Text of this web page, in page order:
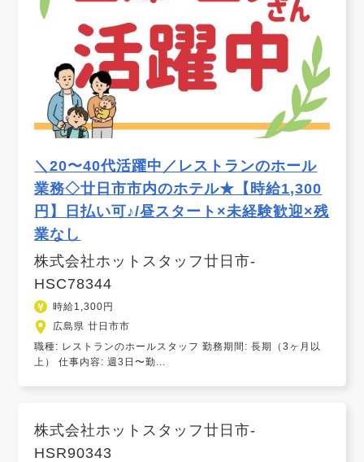
＼20〜40代活躍中／レストランのホール
業務◇廿日市市内のホテル★【時給1,300
円】日払い可♪/昼スタート×未経験歓迎×残
業なし
株式会社ホットスタッフ廿日市-
HSC78344
時給1,300円
広島県 廿日市市
職種: レストランのホールスタッフ 勤務期間: 長期（3ヶ月以
上） 仕事内容: 週3日〜勤...
株式会社ホットスタッフ廿日市-
HSR90343